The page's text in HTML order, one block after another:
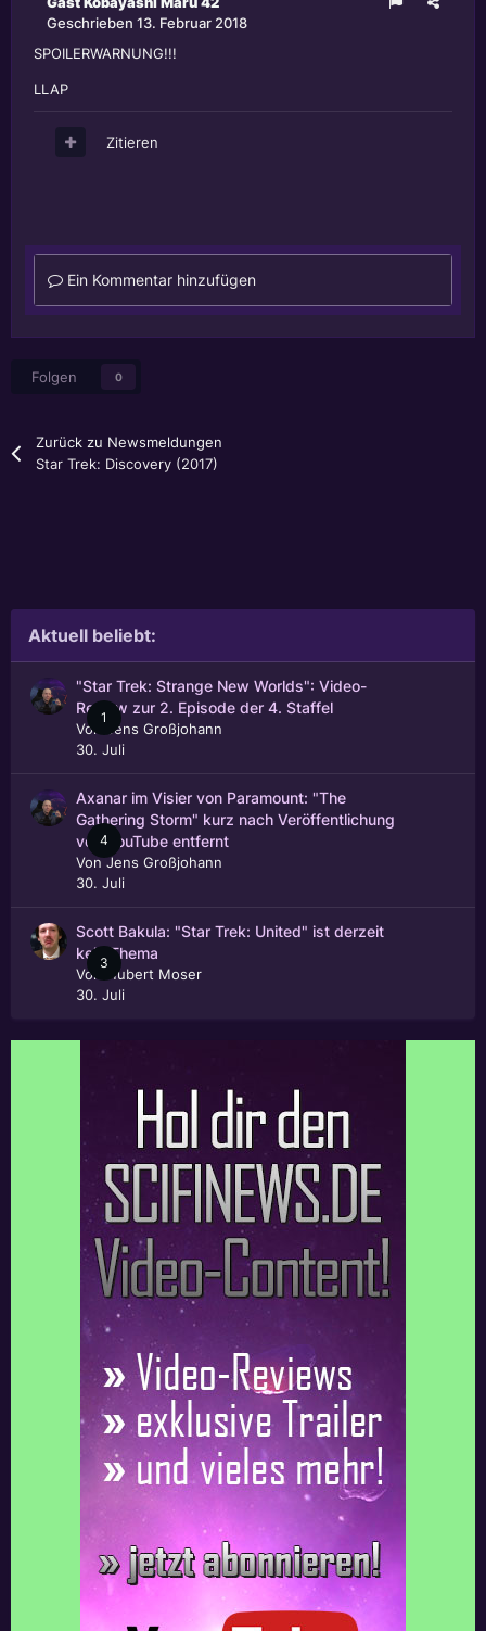
Geschrieben 13. Februar 2018
SPOILERWARNUNG!!!
LLAP
Zitieren
Ein Kommentar hinzufügen
Folgen 0
Zurück zu Newsmeldungen
Star Trek: Discovery (2017)
Aktuell beliebt:
1
"Star Trek: Strange New Worlds": Video-
Review zur 2. Episode der 4. Staffel
Von
Jens Großjohann
30. Juli
4
Axanar im Visier von Paramount: "The
Gathering Storm" kurz nach Veröffentlichung
von YouTube entfernt
VonJens Großjohann
30. Juli
3
Scott Bakula: "Star Trek: United" ist derzeit
kein Thema
Von
Hubert Moser
30. Juli